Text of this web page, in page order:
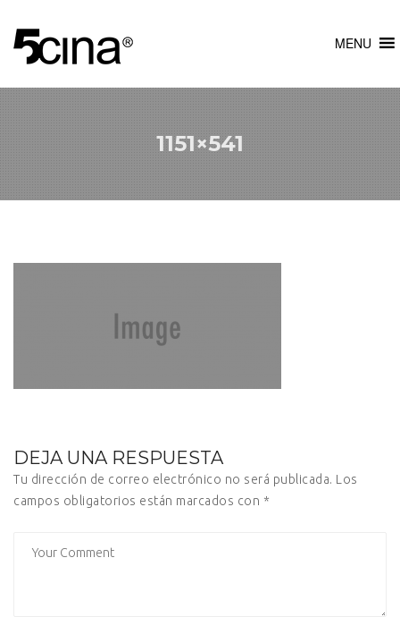
MENU
1151×541
DEJA UNA RESPUESTA
Tu dirección de correo electrónico no será publicada. Los
campos obligatorios están marcados con *